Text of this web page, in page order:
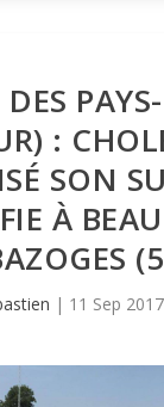
:
SON
À
| 11 Sep 2017